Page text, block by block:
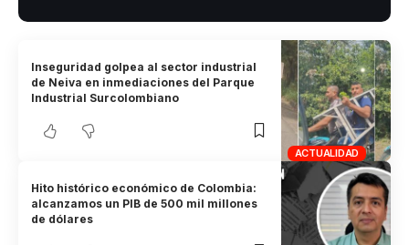
ACTUALIDAD
Inseguridad golpea al sector industrial
de Neiva en inmediaciones del Parque
Industrial Surcolombiano
Hito histórico económico de Colombia:
alcanzamos un PIB de 500 mil millones
de dólares